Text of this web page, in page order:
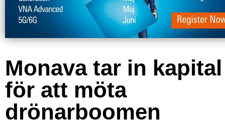
Monava tar in kapital
för att möta
drönarboomen